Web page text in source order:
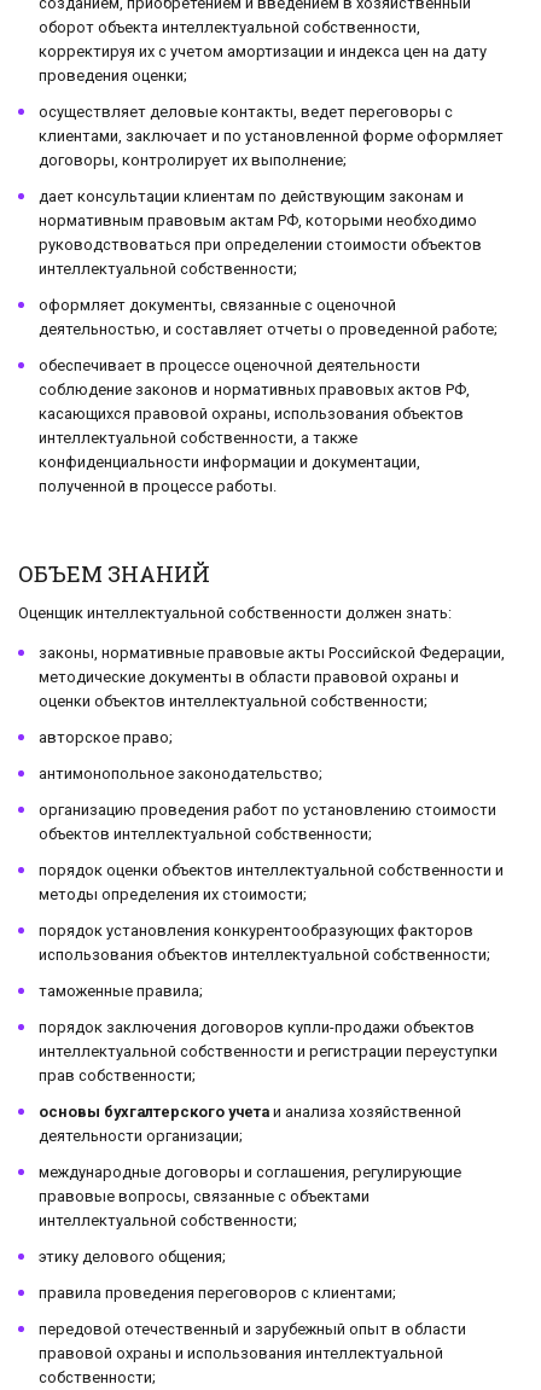
оборот объекта интеллектуальной собственности,
корректируя их с учетом амортизации и индекса цен на дату
проведения оценки;
осуществляет деловые контакты, ведет переговоры с
клиентами, заключает и по установленной форме оформляет
договоры, контролирует их выполнение;
дает консультации клиентам по действующим законам и
нормативным правовым актам РФ, которыми необходимо
руководствоваться при определении стоимости объектов
интеллектуальной собственности;
оформляет документы, связанные с оценочной
деятельностью, и составляет отчеты о проведенной работе;
обеспечивает в процессе оценочной деятельности
соблюдение законов и нормативных правовых актов РФ,
касающихся правовой охраны, использования объектов
интеллектуальной собственности, а также
конфиденциальности информации и документации,
полученной в процессе работы.
ОБЪЕМ ЗНАНИЙ
Оценщик интеллектуальной собственности должен знать:
законы, нормативные правовые акты Российской Федерации,
методические документы в области правовой охраны и
оценки объектов интеллектуальной собственности;
авторское право;
антимонопольное законодательство;
организацию проведения работ по установлению стоимости
объектов интеллектуальной собственности;
порядок оценки объектов интеллектуальной собственности и
методы определения их стоимости;
порядок установления конкурентообразующих факторов
использования объектов интеллектуальной собственности;
таможенные правила;
порядок заключения договоров купли-продажи объектов
интеллектуальной собственности и регистрации переуступки
прав собственности;
основы бухгалтерского учета и анализа хозяйственной
деятельности организации;
международные договоры и соглашения, регулирующие
правовые вопросы, связанные с объектами
интеллектуальной собственности;
этику делового общения;
правила проведения переговоров с клиентами;
передовой отечественный и зарубежный опыт в области
правовой охраны и использования интеллектуальной
собственности;